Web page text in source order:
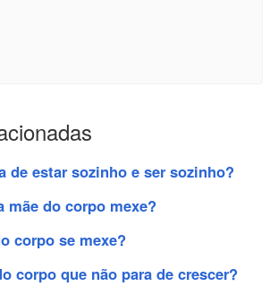
de estar sozinho e ser sozinho?
mãe do corpo mexe?
corpo se mexe?
corpo que não para de crescer?